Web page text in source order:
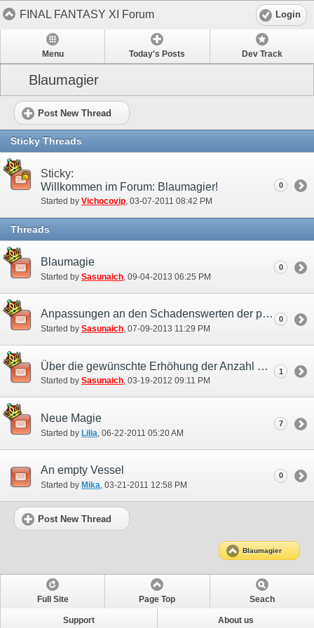
FINAL FANTASY XI Forum Login
Menu Today's Posts Dev Track
Blaumagier
Post New Thread
Sticky Threads
Sticky:
Willkommen im Forum: Blaumagier!
Started by Vichocovip‎, 03-07-2011 08:42 PM
0
Threads
Blaumagie
Started by Sasunaich ‎, 09-04-2013 06:25 PM
0
Anpassungen an den Schadenswerten der physischen Zauber von Blaumagiern
Started by Sasunaich‎, 07-09-2013 11:29 PM
0
Über die gewünschte Erhöhung der Anzahl nutzbarer Zaubersprüche
Started by Sasunaich‎, 03-19-2012 09:11 PM
1
Neue Magie
Started by Lilia ‎, 06-22-2011 05:20 AM
7
An empty Vessel
Started by Mika‎, 03-21-2011 12:58 PM
0
Post New Thread
Blaumagier
Full Site Page Top Seach
Support About us